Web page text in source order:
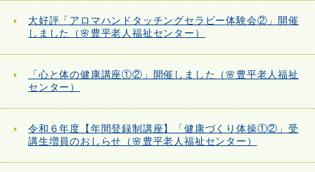
大好評「アロマハンドタッチングセラピー体験会②」開催
しました（🌸豊平老人福祉センター）
「心と体の健康講座①②」開催しました（🌸豊平老人福祉
センター）
令和６年度【年間登録制講座】「健康づくり体操①②」受
講生増員のおしらせ（🌸豊平老人福祉センター）